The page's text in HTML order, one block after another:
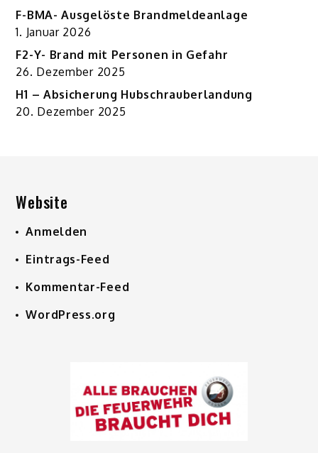
F-BMA- Ausgelöste Brandmeldeanlage
1. Januar 2026
F2-Y- Brand mit Personen in Gefahr
26. Dezember 2025
H1 – Absicherung Hubschrauberlandung
20. Dezember 2025
Website
Anmelden
Eintrags-Feed
Kommentar-Feed
WordPress.org